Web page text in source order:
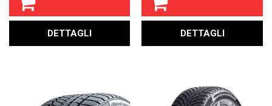
DETTAGLI DETTAGLI